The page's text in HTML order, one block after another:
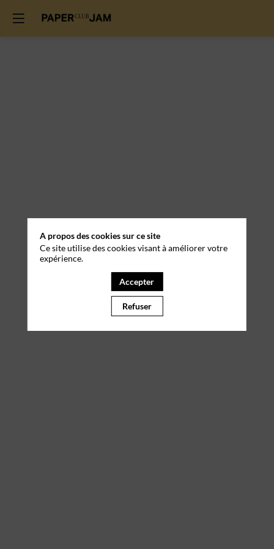
Il manque du contenu : rafraichissez votre navigateur
A propos des cookies sur ce site
Ce site utilise des cookies visant à améliorer votre
expérience.
Accepter
Refuser